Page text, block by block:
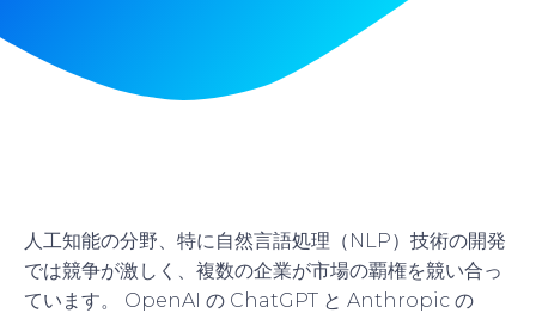
人工知能の分野、特に自然言語処理（NLP）技術の開発
では競争が激しく、複数の企業が市場の覇権を競い合っ
ています。 OpenAI の ChatGPT と Anthropic の